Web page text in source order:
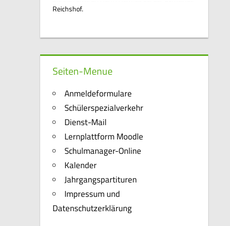
Reichshof.
Seiten-Menue
Anmeldeformulare
Schülerspezialverkehr
Dienst-Mail
Lernplattform Moodle
Schulmanager-Online
Kalender
Jahrgangspartituren
Impressum und
Datenschutzerklärung